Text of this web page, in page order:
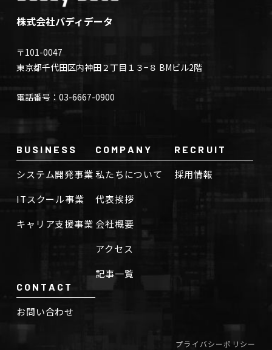
株式会社バディデータ
〒101-0047
東京都千代田区内神田２丁目１３−８ BMビル2階
電話番号：03-6667-0900
BUSINESS
システム開発事業
ITスクール事業
キャリア支援事業
COMPANY
私たちについて
代表挨拶
会社概要
アクセス
記事一覧
RECRUIT
採用情報
CONTACT
お問い合わせ
プライバシーポリシー